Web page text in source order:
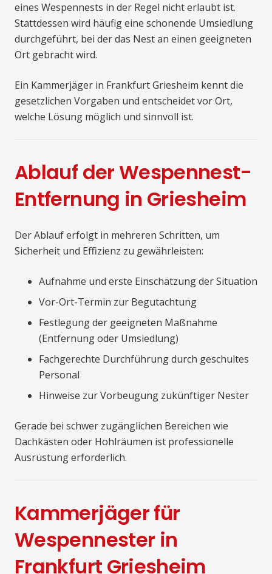
eines Wespennests in der Regel nicht erlaubt ist.
Stattdessen wird häufig eine schonende Umsiedlung
durchgeführt, bei der das Nest an einen geeigneten
Ort gebracht wird.
Ein Kammerjäger in Frankfurt Griesheim kennt die
gesetzlichen Vorgaben und entscheidet vor Ort,
welche Lösung möglich und sinnvoll ist.
Ablauf der Wespennest-
Entfernung in Griesheim
Der Ablauf erfolgt in mehreren Schritten, um
Sicherheit und Effizienz zu gewährleisten:
Aufnahme und erste Einschätzung der Situation
Vor-Ort-Termin zur Begutachtung
Festlegung der geeigneten Maßnahme
(Entfernung oder Umsiedlung)
Fachgerechte Durchführung durch geschultes
Personal
Hinweise zur Vorbeugung zukünftiger Nester
Gerade bei schwer zugänglichen Bereichen wie
Dachkästen oder Hohlräumen ist professionelle
Ausrüstung erforderlich.
Kammerjäger für
Wespennester in
Frankfurt Griesheim